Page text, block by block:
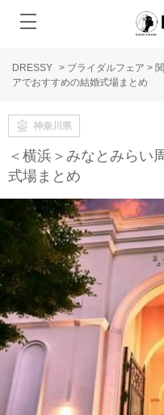
DRESSY > ブライダルフェア >
アでおすすめの結婚式場まとめ
神奈川県
＜横浜＞みなとみらい
式場まとめ